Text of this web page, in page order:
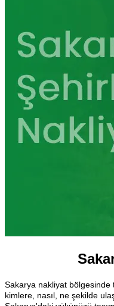
Sakarya nakliyat bölgesinde
kimlere, nasıl, ne şekilde